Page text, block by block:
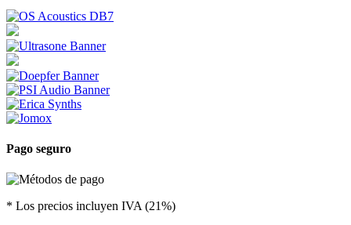
Pago seguro
* Los precios incluyen IVA (21%)